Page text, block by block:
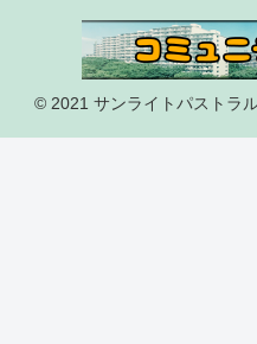
© 2021 サンライトパストラ